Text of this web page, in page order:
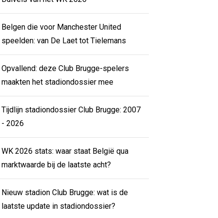
Belgen die voor Manchester United
speelden: van De Laet tot Tielemans
Opvallend: deze Club Brugge-spelers
maakten het stadiondossier mee
Tijdlijn stadiondossier Club Brugge: 2007
- 2026
WK 2026 stats: waar staat België qua
marktwaarde bij de laatste acht?
Nieuw stadion Club Brugge: wat is de
laatste update in stadiondossier?